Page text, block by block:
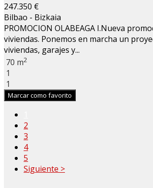
247.350 €
Bilbao - Bizkaia
PROMOCION OLABEAGA I.Nueva
viviendas. Ponemos en marcha un
viviendas, garajes y...
70 m2
1
1
Marcar como favorito
2
3
4
5
Siguiente >